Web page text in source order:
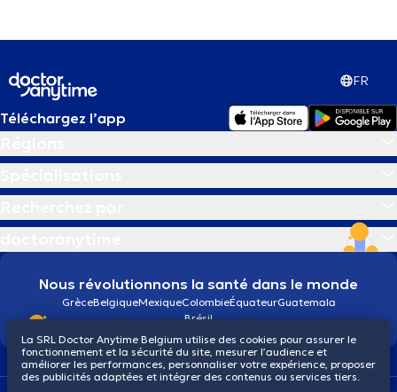
FR
Téléchargez l’app
Nous révolutionnons la santé dans le monde
GrèceBelgiqueMexiqueColombieÉquateurGuatemala
Brésil
La SRL Doctor Anytime Belgium utilise des cookies pour assurer le
fonctionnement et la sécurité du site, mesurer l’audience et
améliorer les performances, personnaliser votre expérience, proposer
des publicités adaptées et intégrer des contenus ou services tiers.